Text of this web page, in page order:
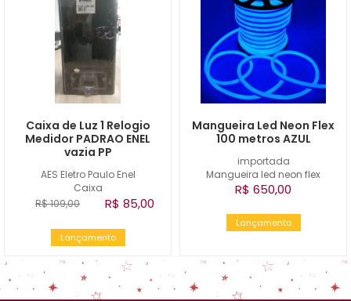
AES Eletro Paulo Enel
Caixa
Caixa de Luz 1 Relogio
Medidor PADRAO ENEL
vazia PP
R$ 109,00 R$ 85,00
Lançamento
importada
Mangueira led neon flex
Mangueira Led Neon Flex
100 metros AZUL
R$ 650,00
Lançamento